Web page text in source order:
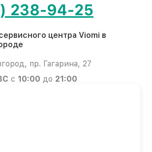
238-94-25
центра Viomi в
пр. Гагарина, 27
с 10:00 до 21:00